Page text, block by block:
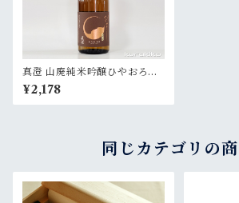
真澄 山廃純米吟醸ひやおろし
720ml
¥2,178
同じカテゴリの